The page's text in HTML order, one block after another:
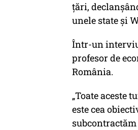
țări,
unele state și
Într-un interviu
profesor de
România.
„Toate aceste
este cea